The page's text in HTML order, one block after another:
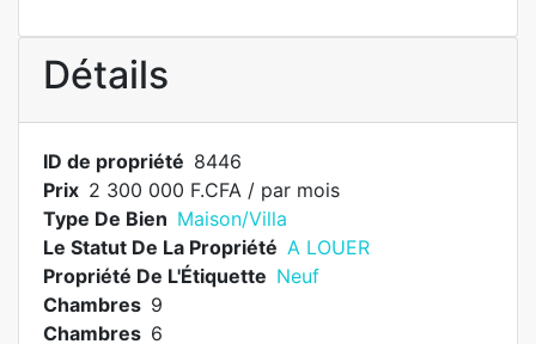
Détails
ID de propriété 8446
Prix 2 300 000 F.CFA / par mois
Type De Bien Maison/Villa
Le Statut De La Propriété A LOUER
Propriété De L'Étiquette Neuf
Chambres 9
Chambres 6